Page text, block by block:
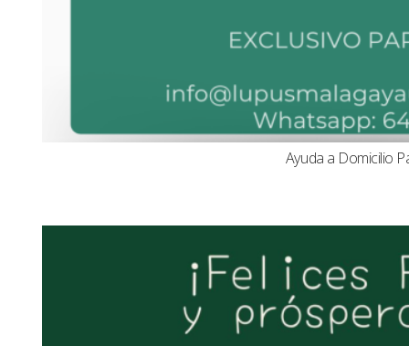
Ayuda a Domicilio